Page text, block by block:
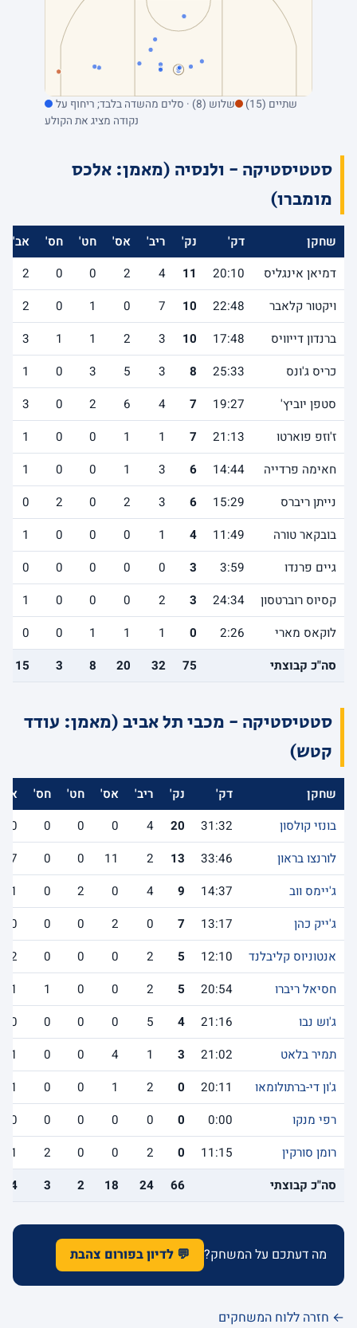
שתיים (15)
שלוש (8) · סלים מהשדה בלבד; ריחוף על
נקודה מציג את הקולע
סטטיסטיקה - ולנסיה (מאמן: אלכס
מומברו)
שחקן דק' נק' ריב' אס' חט' חס'
אב'
דמיאן אינגליס
20:10
11
4
2
0
0
2
ויקטור קלאבר
22:48
10
7
0
1
0
2
ברנדון דייוויס
17:48
10
3
2
1
1
3
כריס ג'ונס
25:33
8
3
5
3
0
1
סטפן יוביץ'
19:27
7
4
6
2
0
3
ז'וזפ פוארטו
21:13
7
1
1
0
0
1
חאימה פרדייה
14:44
6
3
1
0
0
1
נייתן ריברס
15:29
6
3
2
0
2
0
בובקאר טורה
11:49
4
1
0
0
0
1
גיים פרנדו
3:59
3
0
0
0
0
0
קסיוס רוברטסון
24:34
3
2
0
0
0
1
לוקאס מארי
2:26
0
1
1
1
0
0
סה"כ קבוצתי
75
32
20
8
3
15
סטטיסטיקה - מכבי תל אביב (מאמן: עודד
קטש)
שחקן דק' נק' ריב' אס' חט' חס'
אב'
בונזי קולסון
31:32
20
4
0
0
0
0
לורנצו בראון
33:46
13
2
11
0
0
7
ג'יימס ווב
14:37
9
4
0
2
0
1
ג'ייק כהן
13:17
7
0
2
0
0
0
אנטוניוס קליבלנד
12:10
5
2
0
0
0
2
חסיאל ריברו
20:54
5
2
0
0
1
1
ג'וש נבו
21:16
4
5
0
0
0
0
תמיר בלאט
21:02
3
1
4
0
0
1
ג'ון די-ברתולומאו
20:11
0
2
1
0
0
1
רפי מנקו
0:00
0
0
0
0
0
0
רומן סורקין
11:15
0
2
0
0
2
1
סה"כ קבוצתי
66
24
18
2
3
14
מה דעתכם על המשחק? 💬 לדיון בפורום צהבת
← חזרה ללוח המשחקים